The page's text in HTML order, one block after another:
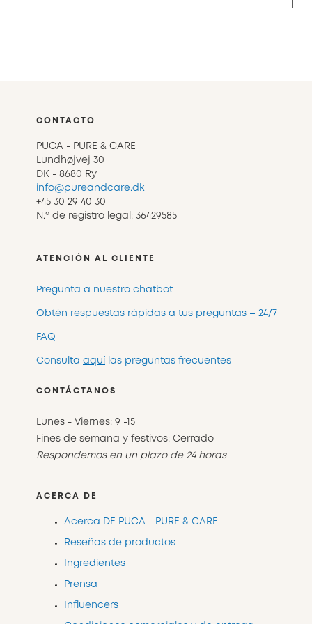
CONTACTO
PUCA - PURE & CARE
Lundhøjvej 30
DK - 8680 Ry
info@pureandcare.dk
+45 30 29 40 30
N.º de registro legal: 36429585
ATENCIÓN AL CLIENTE
Pregunta a nuestro chatbot
Obtén respuestas rápidas a tus preguntas – 24/7
FAQ
Consulta aquí las preguntas frecuentes
CONTÁCTANOS
Lunes - Viernes: 9 -15
Fines de semana y festivos: Cerrado
Respondemos en un plazo de 24 horas
ACERCA DE
Acerca DE PUCA - PURE & CARE
Reseñas de productos
Ingredientes
Prensa
Influencers